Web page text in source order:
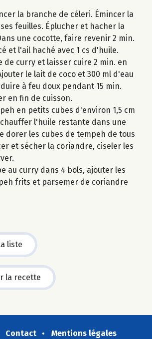
la branche de céleri. Émincer la
feuilles. Éplucher et hacher la
une cocotte, faire revenir 2 min.
et l'ail haché avec 1 cs d'huile.
de curry et laisser cuire 2 min. en
le lait de coco et 300 ml d'eau
à feu doux pendant 15 min.
en fin de cuisson.
en petits cubes d'environ 1,5 cm
l'huile restante dans une
dorer les cubes de tempeh de tous
et sécher la coriandre, ciseler les
au curry dans 4 bols, ajouter les
frits et parsemer de coriandre
liste
la recette
Contact
Mentions légales